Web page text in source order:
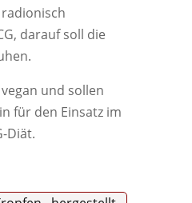
darauf soll die
und sollen
für den Einsatz im
Diät.